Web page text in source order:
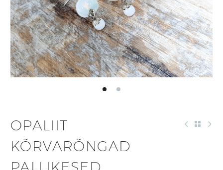
OPALIIT
KÕRVARÕNGAD
PALLIKESED